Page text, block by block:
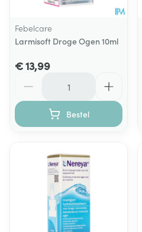
Febelcare
Larmisoft Droge Ogen 10ml
€ 13,99
Bestel